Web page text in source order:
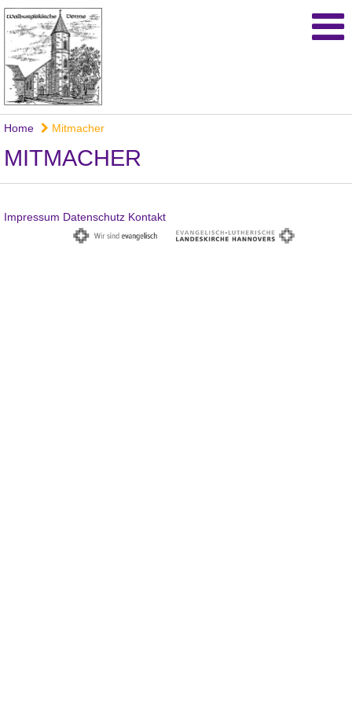
Home Mitmacher
MITMACHER
Impressum Datenschutz Kontakt